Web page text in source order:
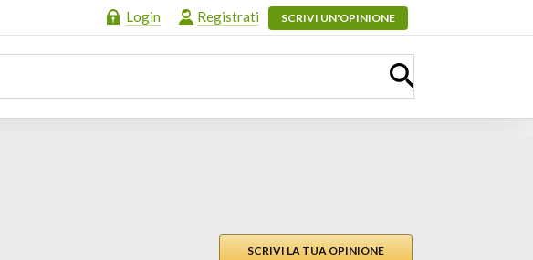
Login Registrati SCRIVI UN'OPINIONE
SCRIVI LA TUA OPINIONE